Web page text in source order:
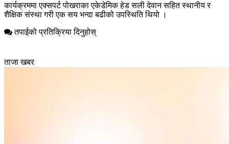
कार्यक्रममा एक्सपर्ट पोखराका एकेडेमिक हेड सली देवान सहित स्थानीय र
शैक्षिक संस्था गरी एक सय भन्दा बढीको उपस्थिति थियो ।
तपाईको प्रतिक्रिया दिनुहोस्
ताजा खबर